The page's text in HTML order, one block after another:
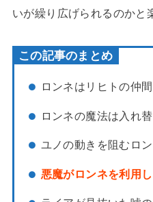
いが繰り広げられるのかと
この記事のまとめ
ロンネはリヒトの仲
ロンネの魔法は入れ
ユノの動きを阻むロ
悪魔がロンネを利用